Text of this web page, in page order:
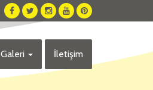
Galeri İletişim